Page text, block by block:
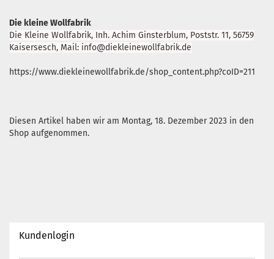
Die kleine Wollfabrik
Die Kleine Wollfabrik, Inh. Achim Ginsterblum, Poststr. 11, 56759
Kaisersesch, Mail: info@diekleinewollfabrik.de
https://www.diekleinewollfabrik.de/shop_content.php?coID=211
Diesen Artikel haben wir am Montag, 18. Dezember 2023 in den
Shop aufgenommen.
Kundenlogin